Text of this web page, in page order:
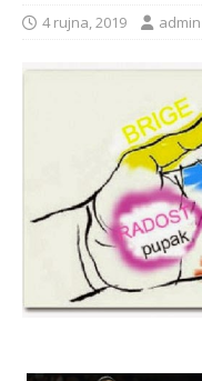
4 rujna, 2019 admin